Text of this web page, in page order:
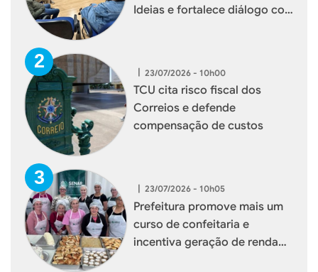
Ideias e fortalece diálogo com
| 23/07/2026 - 10h00
TCU cita risco fiscal dos
Correios e defende
compensação de custos
| 23/07/2026 - 10h05
Prefeitura promove mais um
curso de confeitaria e
incentiva geração de renda